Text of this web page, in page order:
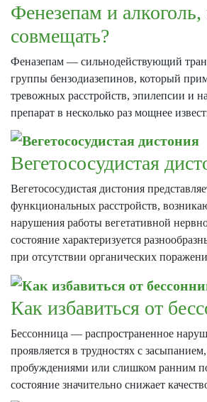
Фенезепам и
совмещать?
Феназепам — сильнодействующий
группы бензодиазепинов, который
тревожных расстройств, эпилепсии и
препарат в несколько раз мощнее
Вегетососудистая
Вегетососудистая дистония
функциональных расстройств,
нарушения работы вегетативной
состояние характеризуется
при отсутствии органических
Как избавиться от
Бессонница — распространенное
проявляется в трудностях с
пробуждениями или слишком ранним
состояние значительно снижает